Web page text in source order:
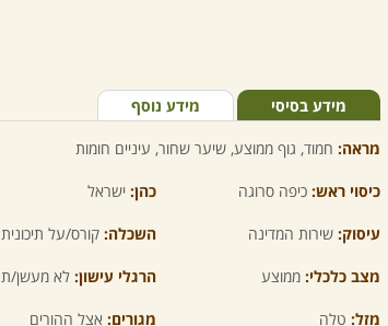
מידע בסיסי מידע נוסף
מראה: חמוד, גוף ממוצע, שיער שחור, עיניים חומות
כיסוי ראש: כיפה סרוגה כהן: ישראל
עיסוק: שירות המדינה השכלה: קורס/על תיכונית
מצב כלכלי: ממוצע הרגלי עישון: לא מעשן/ת
מזל: טלה מגורים: אצל ההורים